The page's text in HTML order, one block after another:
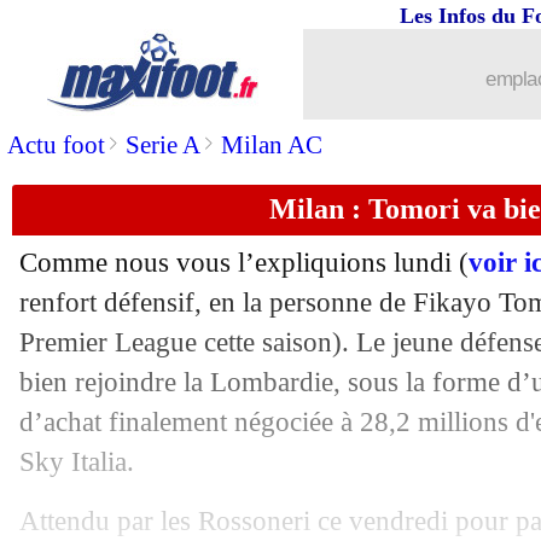
Actu foot> Serie A> Milan AC
Les Infos du
Milan : Tomori va
Comme nous vous l’expliquions lundi (voir
renfort défensif, en la personne de Fikayo
Premier League cette saison). Le jeune
bien rejoindre la Lombardie, sous la forme
d’achat finalement négociée à 28,2 millions
Sky Italia.
Attendu par les Rossoneri ce vendredi pour
: Milik, Di Meco ne s'enflamme
22/01 Atalanta: Séville se place pour Papu
22/01 Man City: De Bruyne à l'arrêt
22/01 Roma: Fonseca menacé, Allegri ciblé
22/01 OM : Villas-Boas se veut patient
22/01 Lyon: Lopes, Garcia répond à Rami !
OM : des tensions Thauvin-Payet ?